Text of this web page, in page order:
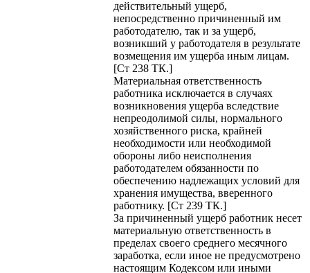
действительный ущерб,
непосредственно причиненный им
работодателю, так и за ущерб,
возникший у работодателя в результате
возмещения им ущерба иным лицам.
[Ст 238 ТК.]
Материальная ответственность
работника исключается в случаях
возникновения ущерба вследствие
непреодолимой силы, нормального
хозяйственного риска, крайней
необходимости или необходимой
обороны либо неисполнения
работодателем обязанности по
обеспечению надлежащих условий для
хранения имущества, вверенного
работнику. [Ст 239 ТК.]
За причиненный ущерб работник несет
материальную ответственность в
пределах своего среднего месячного
заработка, если иное не предусмотрено
настоящим Кодексом или иными